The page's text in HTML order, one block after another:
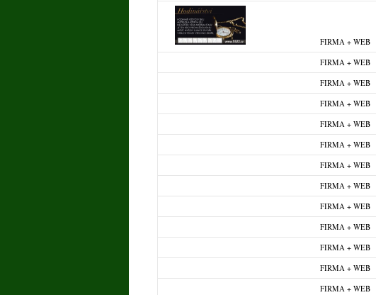
FIRMA + WEB
FIRMA + WEB
FIRMA + WEB
FIRMA + WEB
FIRMA + WEB
FIRMA + WEB
FIRMA + WEB
FIRMA + WEB
FIRMA + WEB
FIRMA + WEB
FIRMA + WEB
FIRMA + WEB
FIRMA + WEB